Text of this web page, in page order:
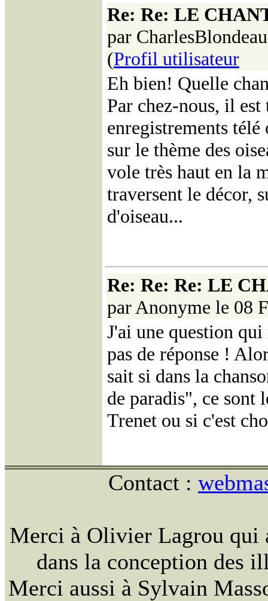
Re: Re: LE
par
(Profil utilisateur
Eh bien! Quelle
Par chez-nous, il
enregistrements
sur le thème des
vole très haut en la
traversent le décor,
d'oiseau...
Re: Re: Re: LE
par Anonyme le 08
J'ai une question
pas de réponse !
sait si dans la
de paradis", ce sont
Trenet ou si c'est
Contact :
Merci à Olivier Lagrou qui
dans la conception des
Merci aussi à Sylvain